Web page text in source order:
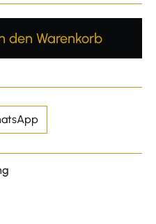
Gib den
den Warenkorb